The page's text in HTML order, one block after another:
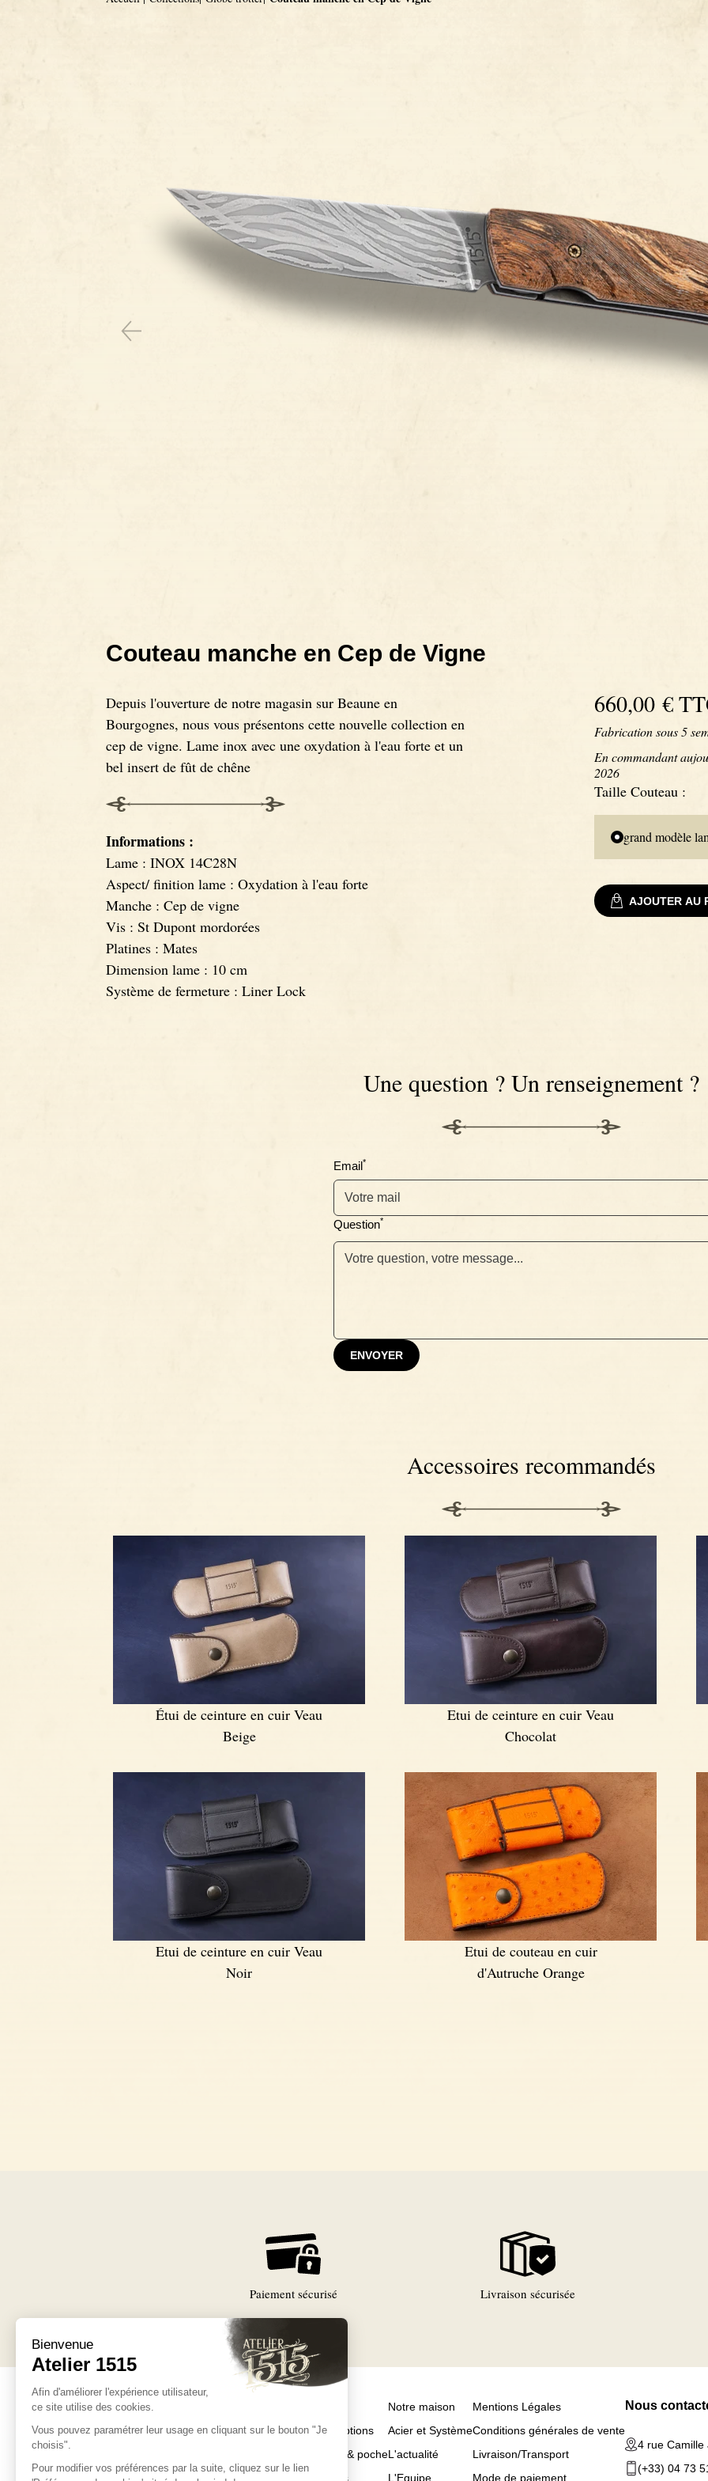
Couteau manche en Cep de Vigne
Depuis l'ouverture de notre magasin sur Beaune en
Bourgognes, nous vous présentons cette nouvelle collection en
cep de vigne. Lame inox avec une oxydation à l'eau forte et un
bel insert de fût de chêne
Informations :
Lame : INOX 14C28N
Aspect/ finition lame : Oxydation à l'eau forte
Manche : Cep de vigne
Vis : St Dupont mordorées
Platines : Mates
Dimension lame : 10 cm
Système de fermeture : Liner Lock
660,00 €
Fabrication sous5
En commandant
2026
Taille Couteau :
grand modèle
AJOUTER AU
Une question ? Un renseignement ?
Email*
Question*
ENVOYER
Accessoires recommandés
Étui de ceinture en cuir Veau
Beige
Etui de ceinture en cuir Veau
Chocolat
Etui de ceinture en cuir Veau
Noir
Etui de couteau en cuir
d'Autruche Orange
Paiement sécurisé Livraison sécurisée
Couteaux d'exceptions
Couteaux pliants & poche
Tables & Cuisines
Notre maison
Acier et Système
L'actualité
L'Equipe
Mentions Légales
Conditions générales de vente
Livraison/Transport
Mode de paiement
Nous
4 rue Camille
(+33) 04 73